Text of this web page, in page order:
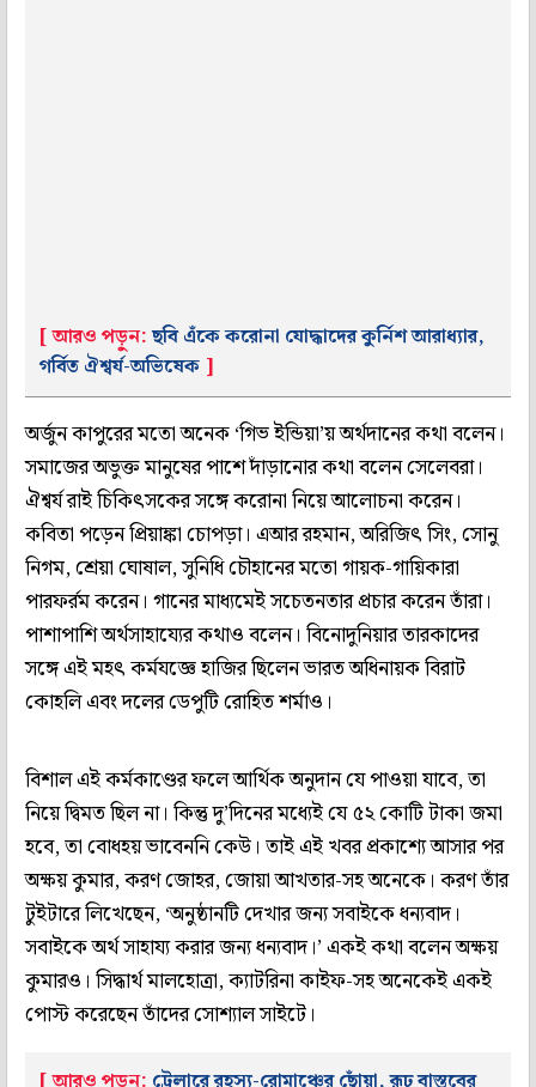
[ আরও পড়ুন:ছবি এঁকে করোনা যোদ্ধাদের কুর্নিশ আরাধ্যার,
গর্বিত ঐশ্বর্য-অভিষেক ]
অর্জুন কাপুরের মতো অনেক ‘গিভ ইন্ডিয়া’য় অর্থদানের কথা বলেন।
সমাজের অভুক্ত মানুষের পাশে দাঁড়ানোর কথা বলেন সেলেবরা।
ঐশ্বর্য রাই চিকিৎসকের সঙ্গে করোনা নিয়ে আলোচনা করেন।
কবিতা পড়েন প্রিয়াঙ্কা চোপড়া। এআর রহমান, অরিজিৎ সিং, সোনু
নিগম, শ্রেয়া ঘোষাল, সুনিধি চৌহানের মতো গায়ক-গায়িকারা
পারফর্রম করেন। গানের মাধ্যমেই সচেতনতার প্রচার করেন তাঁরা।
পাশাপাশি অর্থসাহায্যের কথাও বলেন। বিনোদুনিয়ার তারকাদের
সঙ্গে এই মহৎ কর্মযজ্ঞে হাজির ছিলেন ভারত অধিনায়ক বিরাট
কোহলি এবং দলের ডেপুটি রোহিত শর্মাও।
বিশাল এই কর্মকাণ্ডের ফলে আর্থিক অনুদান যে পাওয়া যাবে, তা
নিয়ে দ্বিমত ছিল না। কিন্তু দু’দিনের মধ্যেই যে ৫২ কোটি টাকা জমা
হবে, তা বোধহয় ভাবেননি কেউ। তাই এই খবর প্রকাশ্যে আসার পর
অক্ষয় কুমার, করণ জোহর, জোয়া আখতার-সহ অনেকে। করণ তাঁর
টুইটারে লিখেছেন, ‘অনুষ্ঠানটি দেখার জন্য সবাইকে ধন্যবাদ।
সবাইকে অর্থ সাহায্য করার জন্য ধন্যবাদ।’ একই কথা বলেন অক্ষয়
কুমারও। সিদ্ধার্থ মালহোত্রা, ক্যাটরিনা কাইফ-সহ অনেকেই একই
পোস্ট করেছেন তাঁদের সোশ্যাল সাইটে।